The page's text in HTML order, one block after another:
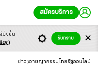
สมัครบริการ
ข่าว อาชญากรรม ไทยรัฐออนไลน์
ยิ่งขึ้น
รับทราบ